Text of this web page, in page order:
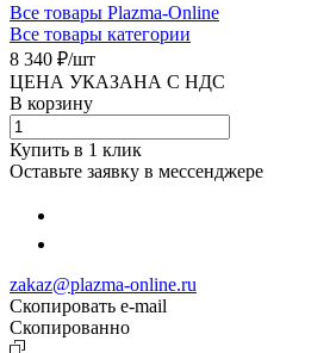
Все товары Plazma-Online
Все товары категории
8 340 ₽/шт
ЦЕНА УКАЗАНА С НДС
В корзину
Купить в 1 клик
Оставьте заявку в мессенджере
zakaz@plazma-online.ru
Скопировать e-mail
Cкопированно